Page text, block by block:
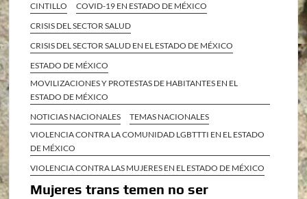
CINTILLO
COVID-19 EN ESTADO DE MÉXICO
CRISIS DEL SECTOR SALUD
CRISIS DEL SECTOR SALUD EN EL ESTADO DE MÉXICO
ESTADO DE MÉXICO
MOVILIZACIONES Y PROTESTAS DE HABITANTES EN EL
ESTADO DE MÉXICO
NOTICIAS NACIONALES
TEMAS NACIONALES
VIOLENCIA CONTRA LA COMUNIDAD LGBTTTI EN EL ESTADO
DE MÉXICO
VIOLENCIA CONTRA LAS MUJERES EN EL ESTADO DE MÉXICO
Mujeres trans temen no ser